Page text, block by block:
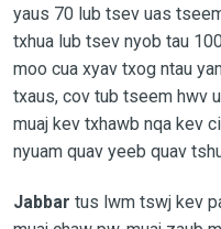
yaus 70 lub tsev uas
txhua lub tsev nyob tau
moo cua xyav txog ntau
txaus, cov tub tseem hwv
muaj kev txhawb nqa kev
nyuam quav yeeb quav
Jabbar tus lwm tswj kev